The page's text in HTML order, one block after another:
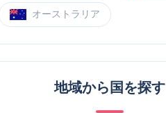
オーストラリア
地域から国を探す